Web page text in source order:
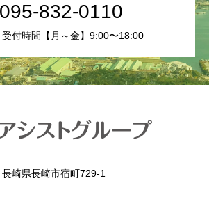
095-832-0110
受付時間【月～金】9:00〜18:00
長崎県長崎市宿町729-1